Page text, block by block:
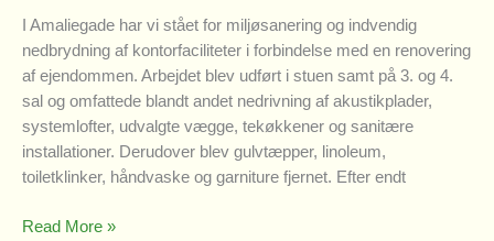
I Amaliegade har vi stået for miljøsanering og indvendig
nedbrydning af kontorfaciliteter i forbindelse med en renovering
af ejendommen. Arbejdet blev udført i stuen samt på 3. og 4.
sal og omfattede blandt andet nedrivning af akustikplader,
systemlofter, udvalgte vægge, tekøkkener og sanitære
installationer. Derudover blev gulvtæpper, linoleum,
toiletklinker, håndvaske og garniture fjernet. Efter endt
Amaliegade
Read More »